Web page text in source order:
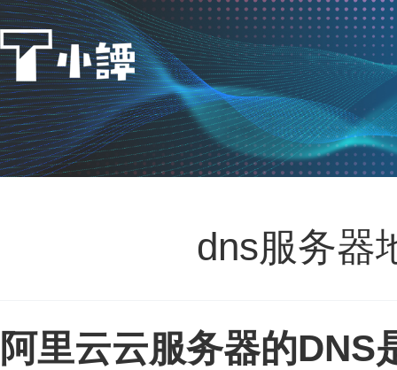
dns服务器
阿里云云服务器的DNS